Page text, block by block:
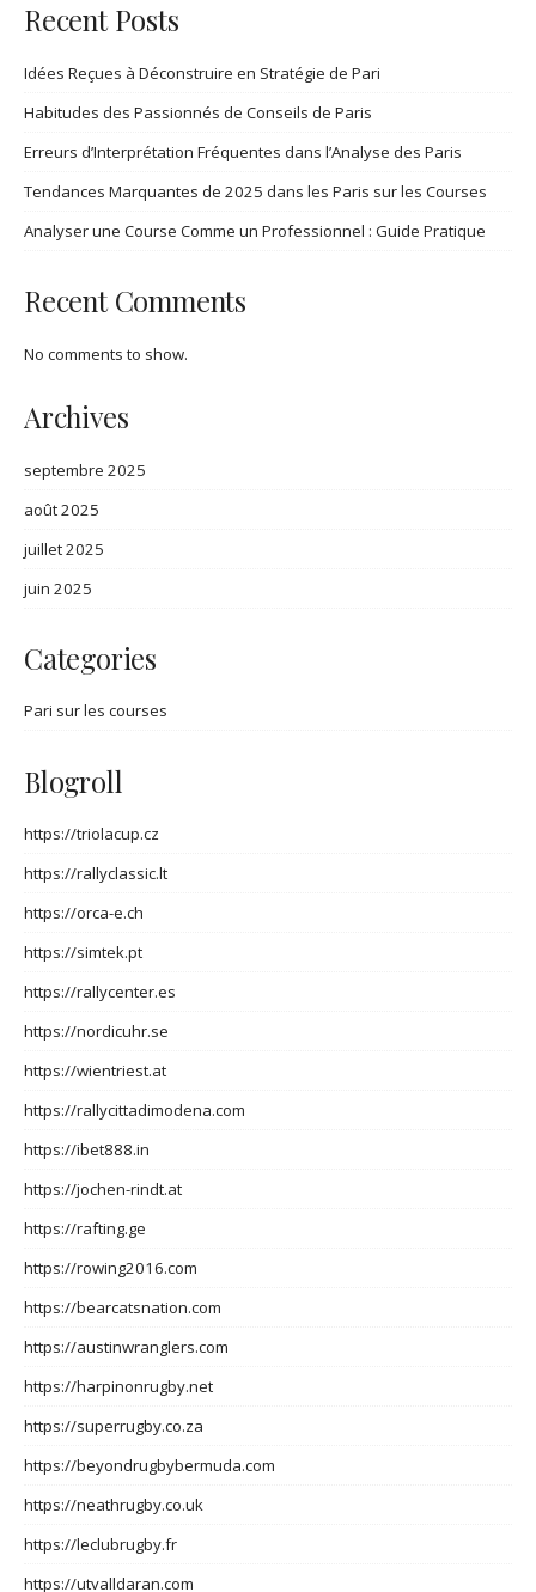
Recent Posts
Idées Reçues à Déconstruire en Stratégie de Pari
Habitudes des Passionnés de Conseils de Paris
Erreurs d’Interprétation Fréquentes dans l’Analyse des Paris
Tendances Marquantes de 2025 dans les Paris sur les Courses
Analyser une Course Comme un Professionnel : Guide Pratique
Recent Comments
No comments to show.
Archives
septembre 2025
août 2025
juillet 2025
juin 2025
Categories
Pari sur les courses
Blogroll
https://triolacup.cz
https://rallyclassic.lt
https://orca-e.ch
https://simtek.pt
https://rallycenter.es
https://nordicuhr.se
https://wientriest.at
https://rallycittadimodena.com
https://ibet888.in
https://jochen-rindt.at
https://rafting.ge
https://rowing2016.com
https://bearcatsnation.com
https://austinwranglers.com
https://harpinonrugby.net
https://superrugby.co.za
https://beyondrugbybermuda.com
https://neathrugby.co.uk
https://leclubrugby.fr
https://utvalldaran.com